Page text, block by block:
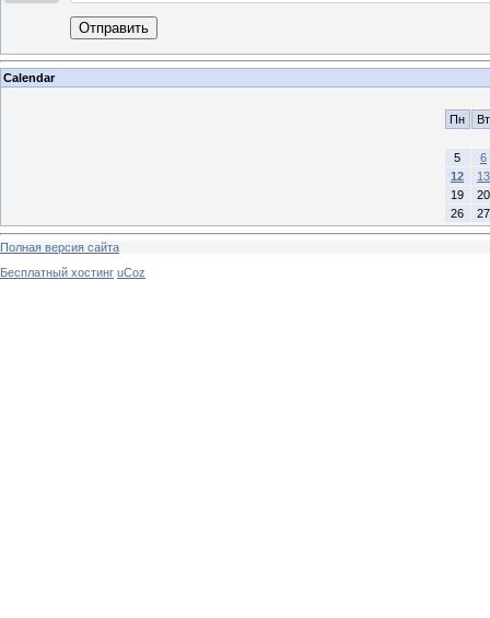
Отправить
Calendar
Пн Вт
5
6
12
13
19
20
26
27
Полная версия сайта
Бесплатный хостинг uCoz